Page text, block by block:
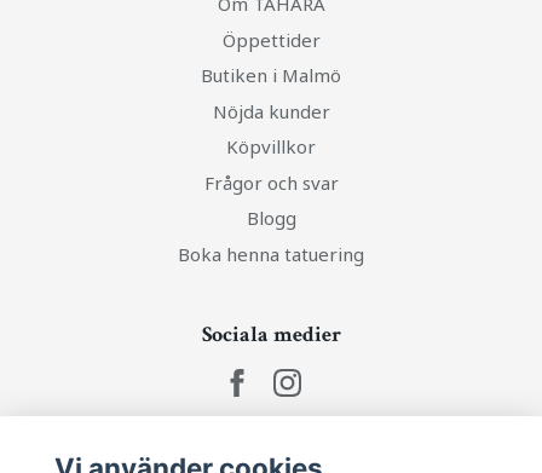
Öppettider
Butiken i Malmö
Nöjda kunder
Köpvillkor
Frågor och svar
Blogg
Boka henna tatuering
Sociala medier